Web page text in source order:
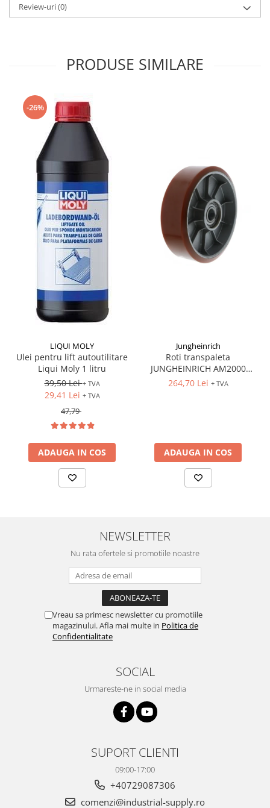
Review-uri(0)
PRODUSE SIMILARE
-26%
LIQUI MOLY
Ulei pentru lift autoutilitare
Liqui Moly 1 litru
39,50 Lei+ TVA
29,41 Lei + TVA
47,79
ADAUGA IN COS
Jungheinrich
Roti transpaleta
JUNGHEINRICH AM2000
170x50 mm
264,70 Lei + TVA
ADAUGA IN COS
NEWSLETTER
Nu rata ofertele si promotiile noastre
Vreau sa primesc newsletter cu promotiile
magazinului. Afla mai multe in Politica de
Confidentialitate
SOCIAL
Urmareste-ne in social media
SUPORT CLIENTI
09:00-17:00
+40729087306
comenzi@industrial-supply.ro